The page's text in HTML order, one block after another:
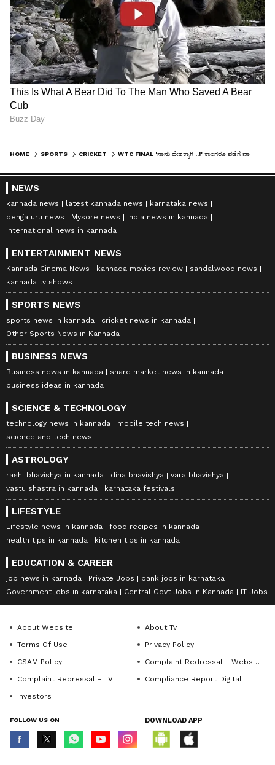
HOME SPORTS CRICKET
NEWS
kannada news latest kannada news
karnataka news
bengaluru news
Mysore news
india news in kannada
international news in kannada
ENTERTAINMENT NEWS
Kannada Cinema News kannada movies review
sandalwood news
kannada tv shows
SPORTS NEWS
sports news in kannada
cricket news in kannada
Other Sports News in Kannada
BUSINESS NEWS
Business news in kannada
share market news in kannada
business ideas in kannada
SCIENCE & TECHNOLOGY
technology news in kannada
mobile tech news
science and tech news
ASTROLOGY
rashi bhavishya in kannada dina bhavishya
vara bhavishya
vastu shastra in kannada
karnataka festivals
LIFESTYLE
Lifestyle news in kannada
food recipes in kannada
health tips in kannada
kitchen tips in kannada
EDUCATION & CAREER
job news in kannada Private Jobs
bank jobs in karnataka
Government jobs in karnataka
Central Govt Jobs in Kannada IT Jobs
About Website
About Tv
Terms Of Use
Privacy Policy
CSAM Policy
Complaint Redressal - Website
Complaint Redressal - TV
Compliance Report Digital
Investors
FOLLOW US ON DOWNLOAD APP